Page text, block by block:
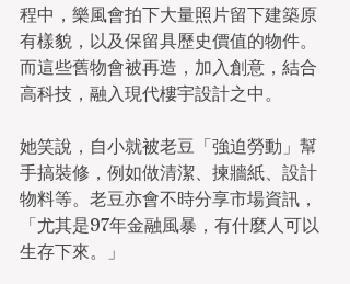
程中，樂風會拍下大量照片留下建築原
有樣貌，以及保留具歷史價值的物件。
而這些舊物會被再造，加入創意，結合
高科技，融入現代樓宇設計之中。
她笑說，自小就被老豆「強迫勞動」幫
手搞裝修，例如做清潔、揀牆紙、設計
物料等。老豆亦會不時分享市場資訊，
「尤其是97年金融風暴，有什麼人可以
生存下來。」